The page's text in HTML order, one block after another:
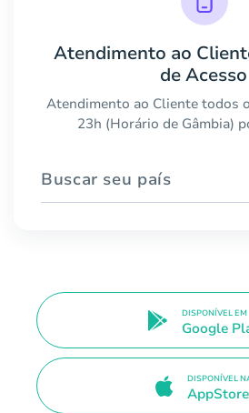
Atendimento ao
de Acesso
Atendimento ao Cliente todos
23h (Horário de Gâmbia)
Buscar seu país
DISPONÍVEL EM
Google
DISPONÍVEL
AppStore